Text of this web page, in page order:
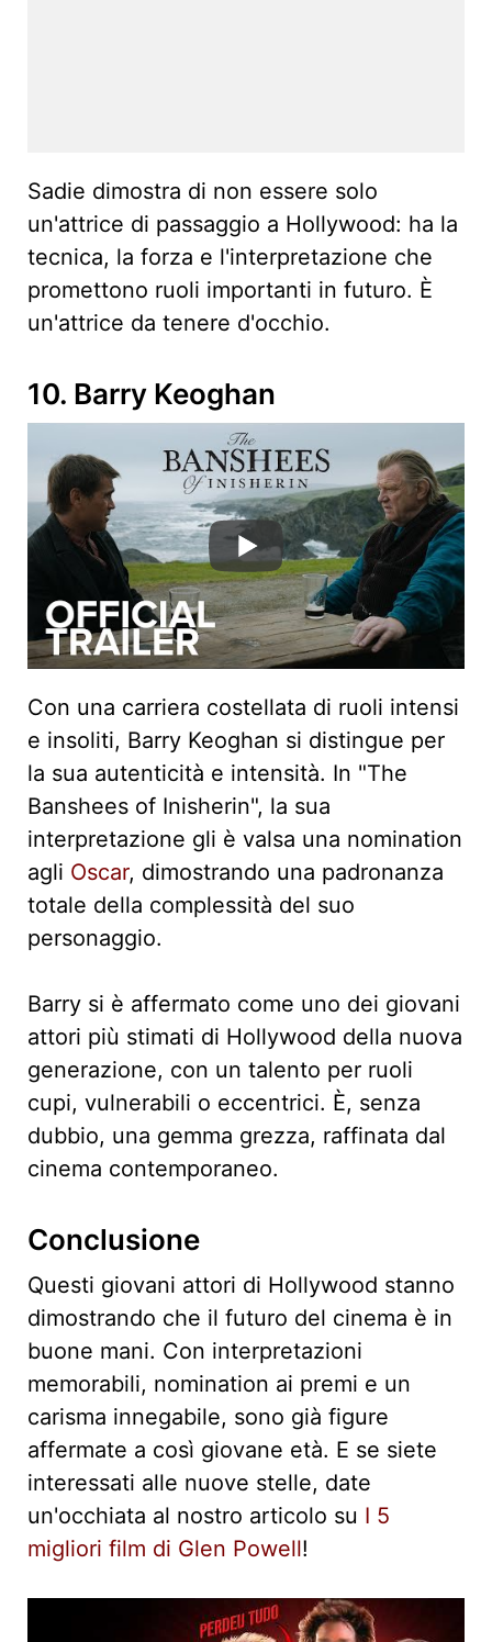
Sadie dimostra di non essere solo
un'attrice di passaggio a Hollywood: ha la
tecnica, la forza e l'interpretazione che
promettono ruoli importanti in futuro. È
un'attrice da tenere d'occhio.
10. Barry Keoghan
Con una carriera costellata di ruoli intensi
e insoliti, Barry Keoghan si distingue per
la sua autenticità e intensità. In "The
Banshees of Inisherin", la sua
interpretazione gli è valsa una nomination
agli Oscar, dimostrando una padronanza
totale della complessità del suo
personaggio.
Barry si è affermato come uno dei giovani
attori più stimati di Hollywood della nuova
generazione, con un talento per ruoli
cupi, vulnerabili o eccentrici. È, senza
dubbio, una gemma grezza, raffinata dal
cinema contemporaneo.
Conclusione
Questi giovani attori di Hollywood stanno
dimostrando che il futuro del cinema è in
buone mani. Con interpretazioni
memorabili, nomination ai premi e un
carisma innegabile, sono già figure
affermate a così giovane età. E se siete
interessati alle nuove stelle, date
un'occhiata al nostro articolo su I 5
migliori film di Glen Powell!